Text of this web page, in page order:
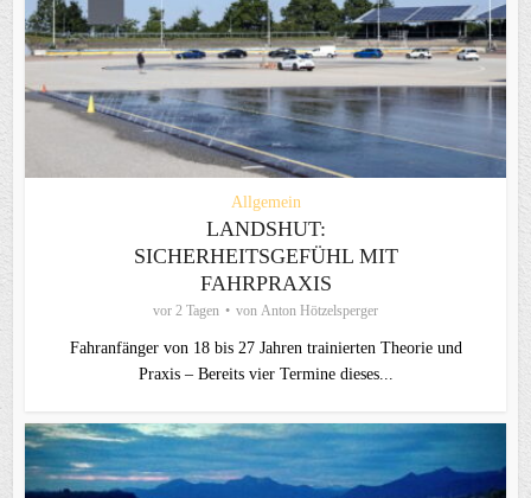
Allgemein
LANDSHUT:
SICHERHEITSGEFÜHL MIT
FAHRPRAXIS
vor 2 Tagen von Anton Hötzelsperger
Fahranfänger von 18 bis 27 Jahren trainierten Theorie und
Praxis – Bereits vier Termine dieses...